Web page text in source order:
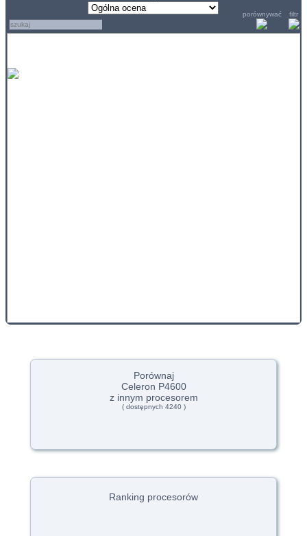
porównywać filtr
Porównaj
Celeron P4600
z innym procesorem
( dostępnych 4240 )
Ranking procesorów